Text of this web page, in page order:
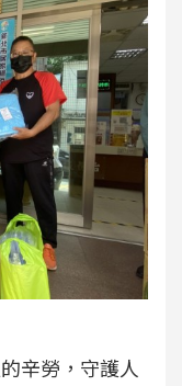
辛勞，守護人